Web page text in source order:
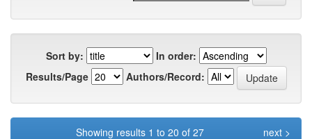
Sort by:
In order:
Results/Page
Authors/Record:
Showing results 1 to 20 of 27
next >